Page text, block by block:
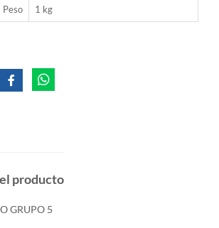
Peso 1 kg
producto
GRUPO 5